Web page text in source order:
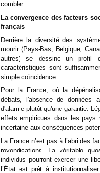
combler.
La convergence des facteurs
français
Derrière la diversité des
mourir (Pays-Bas, Belgique,
autres) se dessine un profil
caractéristiques sont
simple coïncidence.
Pour la France, où la
débats, l'absence de données
d'alarme plutôt qu'une garantie.
effets empiriques dans les pays
incertaine aux conséquences
La France n’est pas à l’abri des
revendications. La véritable
individus pourront exercer une
l’État est prêt à